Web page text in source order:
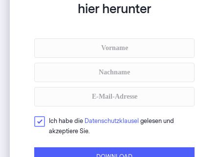
hier herunter
Ich habe die Datenschutzklausel gelesen und
akzeptiere Sie.